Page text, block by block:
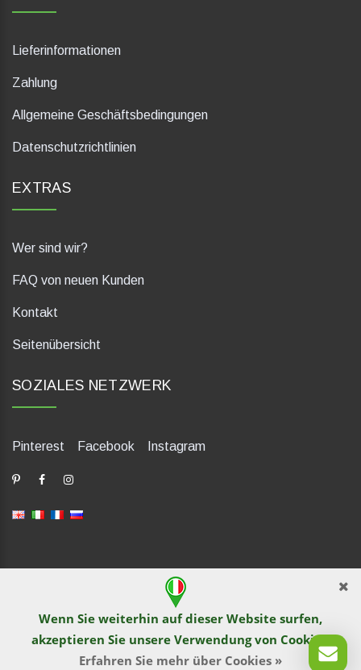
Wenn Sie weiterhin auf dieser Website surfen,
akzeptieren Sie unsere Verwendung von Cookies.
Erfahren Sie mehr über Cookies »
Lieferinformationen
Zahlung
Allgemeine Geschäftsbedingungen
Datenschutzrichtlinien
EXTRAS
Wer sind wir?
FAQ von neuen Kunden
Kontakt
Seitenübersicht
SOZIALES NETZWERK
Pinterest Facebook Instagram
dP Motion Media. Via La Piana 430, 47835 Saludecio (RN), Italia.
Numero REA: RN410802. P.IVA: 04421580400. Tel +39 0541
1480041
© TutITALIA 2013-2026. Drucken und Kopieren von Text und
Bildmaterial wird von Website-Betreiber nicht gestattet. Verstoß
wird nach dem Recht verfolgt.